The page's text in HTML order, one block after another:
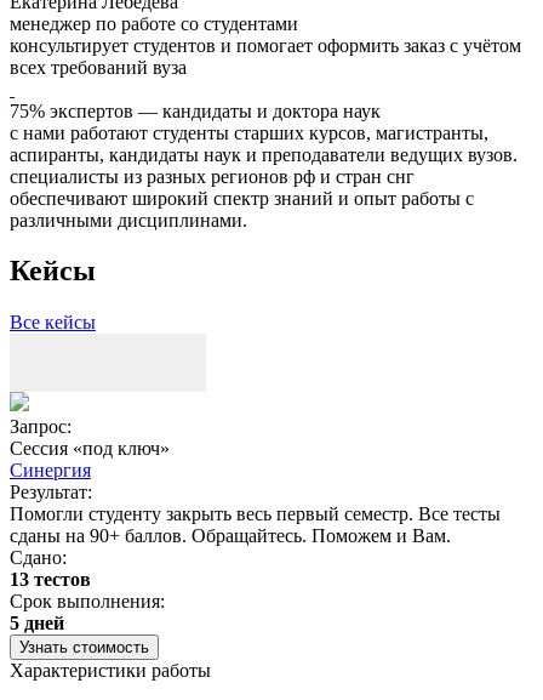
менеджер по работе со студентами
консультирует студентов и помогает оформить заказ с учётом
всех требований вуза
75% экспертов — кандидаты и доктора наук
с нами работают студенты старших курсов, магистранты,
аспиранты, кандидаты наук и преподаватели ведущих вузов.
специалисты из разных регионов рф и стран снг
обеспечивают широкий спектр знаний и опыт работы с
различными дисциплинами.
Кейсы
Все кейсы
Запрос:
Сессия «под ключ»
Синергия
Результат:
Помогли студенту закрыть весь первый семестр. Все тесты
сданы на 90+ баллов. Обращайтесь. Поможем и Вам.
Сдано:
13 тестов
Срок выполнения:
5 дней
Узнать стоимость
Характеристики работы